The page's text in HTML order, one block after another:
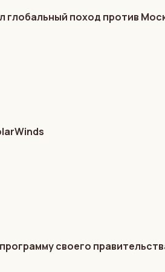
глобальный поход против
своего